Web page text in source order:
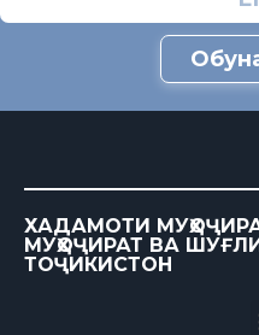
ХАДАМОТИ
МУҲОҶИРАТ ВА
ТОҶИКИСТОН